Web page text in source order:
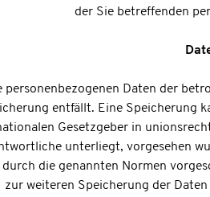
der Sie betreffenden
personenbezogenen Daten der
entfällt. Eine Speicherung
Gesetzgeber in
unterliegt, vorgesehen
durch die genannten Normen
zur weiteren Speicherung der